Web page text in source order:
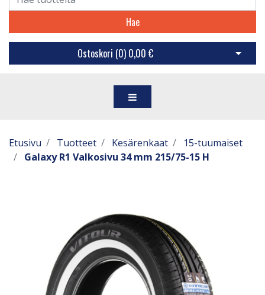
Hae
Ostoskori (0) 0,00 € Avaa
Etusivu Tuotteet Kesärenkaat
15-tuumaiset
Galaxy R1 Valkosivu 34 mm 215/75-15 H